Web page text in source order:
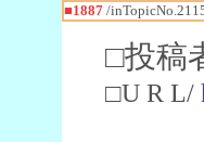
■1887/
□投稿
□U R L/